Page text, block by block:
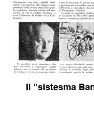
Il "sistesma